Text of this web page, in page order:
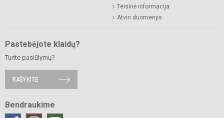
Teisinė informacija
Atviri duomenys
Pastebėjote klaidų?
Turite pasiūlymų?
RAŠYKITE
Bendraukime